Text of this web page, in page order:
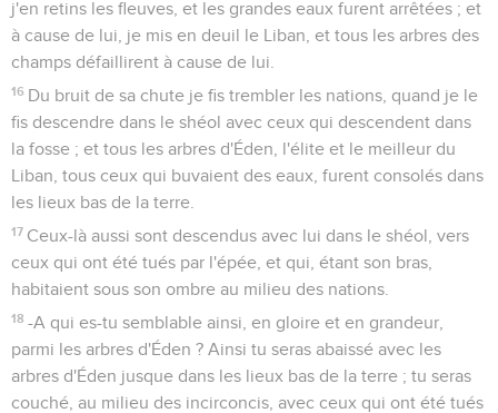
j'en retins les fleuves, et les grandes eaux furent arrêtées ; et
à cause de lui, je mis en deuil le Liban, et tous les arbres des
champs défaillirent à cause de lui.
16 Du bruit de sa chute je fis trembler les nations, quand je le
fis descendre dans le shéol avec ceux qui descendent dans
la fosse ; et tous les arbres d'Éden, l'élite et le meilleur du
Liban, tous ceux qui buvaient des eaux, furent consolés dans
les lieux bas de la terre.
17 Ceux-là aussi sont descendus avec lui dans le shéol, vers
ceux qui ont été tués par l'épée, et qui, étant son bras,
habitaient sous son ombre au milieu des nations.
18 -A qui es-tu semblable ainsi, en gloire et en grandeur,
parmi les arbres d'Éden ? Ainsi tu seras abaissé avec les
arbres d'Éden jusque dans les lieux bas de la terre ; tu seras
couché, au milieu des incirconcis, avec ceux qui ont été tués